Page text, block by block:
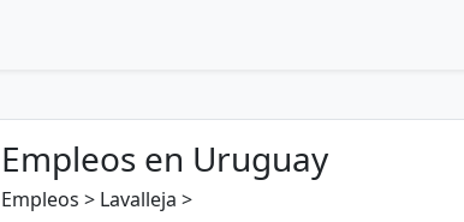
Empleos en Uruguay
Empleos > Lavalleja >